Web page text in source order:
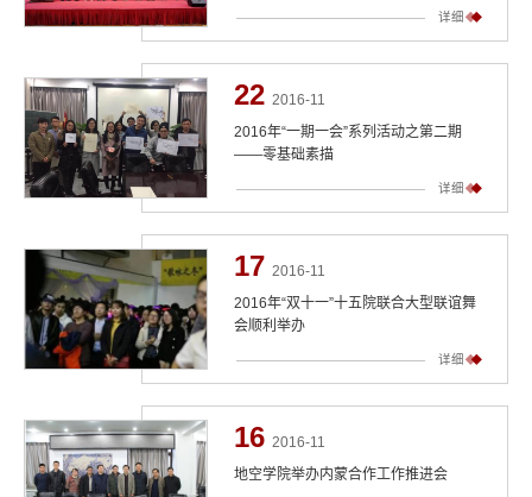
详细
22 2016-11
2016年“一期一会”系列活动之第二期
——零基础素描
详细
17 2016-11
2016年“双十一”十五院联合大型联谊舞
会顺利举办
详细
16 2016-11
地空学院举办内蒙合作工作推进会